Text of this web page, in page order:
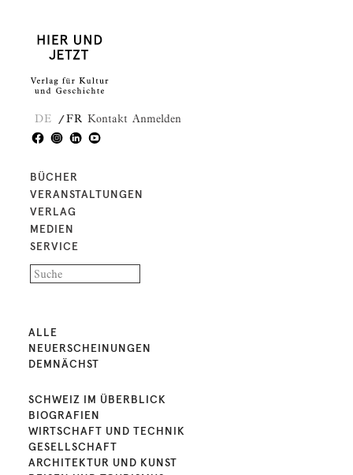
DE FR Kontakt Anmelden
BÜCHER
VERANSTALTUNGEN
VERLAG
MEDIEN
SERVICE
ALLE
NEUERSCHEINUNGEN
DEMNÄCHST
SCHWEIZ IM ÜBERBLICK
BIOGRAFIEN
WIRTSCHAFT UND TECHNIK
GESELLSCHAFT
ARCHITEKTUR UND KUNST